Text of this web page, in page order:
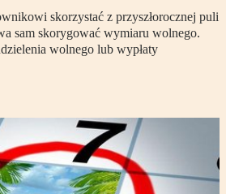
skorzystać z przyszłorocznej puli
sam skorygować wymiaru wolnego.
wolnego lub wypłaty